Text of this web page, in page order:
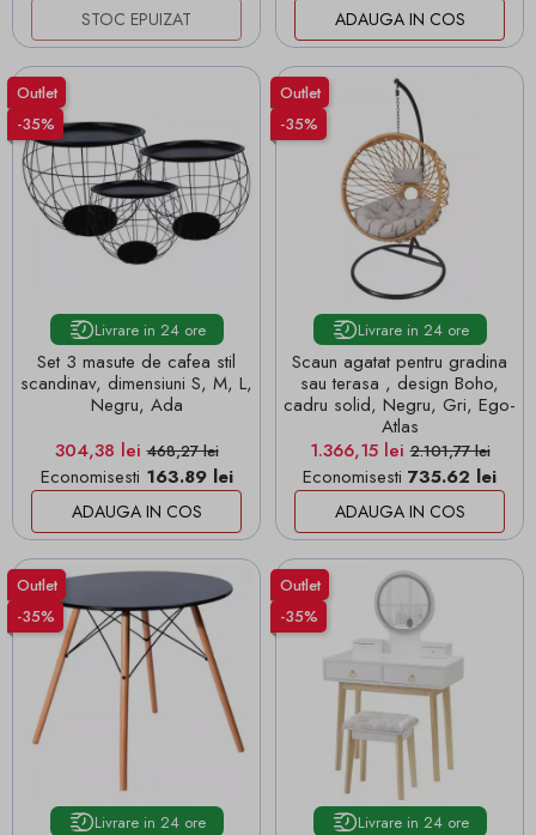
STOC EPUIZAT ADAUGA IN COS
Outlet
-35%
Livrare in 24 ore
Set 3 masute de cafea stil
scandinav, dimensiuni S, M, L,
Negru, Ada
Pret
304,38 leiPret de baza
468,27 lei
Economisesti 163.89 lei
ADAUGA IN COS
Outlet
-35%
Livrare in 24 ore
Scaun agatat pentru gradina
sau terasa , design Boho,
cadru solid, Negru, Gri, Ego-
Atlas
Pret
1.366,15 leiPret de baza
2.101,77 lei
Economisesti 735.62 lei
ADAUGA IN COS
Outlet
-35%
Livrare in 24 ore
Outlet
-35%
Livrare in 24 ore